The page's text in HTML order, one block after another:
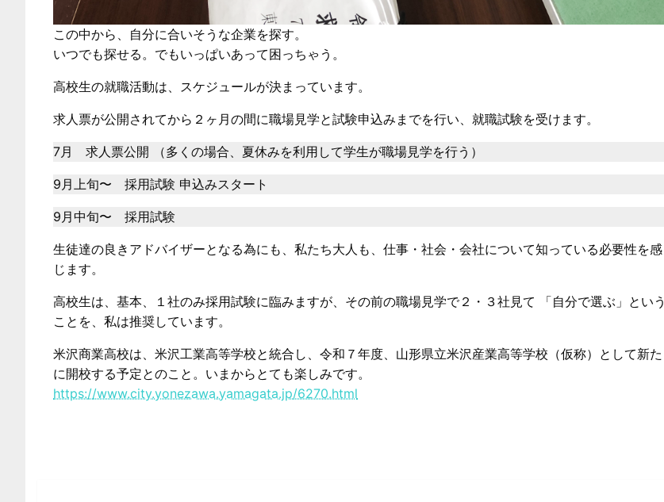
この中から、自分に合いそうな企業を探す。
いつでも探せる。でもいっぱいあって困っちゃう。
高校生の就職活動は、スケジュールが決まっています。
求人票が公開されてから２ヶ月の間に職場見学と試験申込みまでを行い、就職試験を受けます。
7月 求人票公開 （多くの場合、夏休みを利用して学生が職場見学を行う）
9月上旬〜 採用試験 申込みスタート
9月中旬〜 採用試験
生徒達の良きアドバイザーとなる為にも、私たち大人も、仕事・社会・会社について知っている必要性を感
じます。
高校生は、基本、１社のみ採用試験に臨みますが、その前の職場見学で２・３社見て 「自分で選ぶ」という
ことを、私は推奨しています。
米沢商業高校は、米沢工業高等学校と統合し、令和７年度、山形県立米沢産業高等学校（仮称）として新た
に開校する予定とのこと。いまからとても楽しみです。
https://www.city.yonezawa.yamagata.jp/6270.html